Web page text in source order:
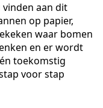
aan dit
op papier,
waar bomen
en er wordt
toekomstig
voor stap